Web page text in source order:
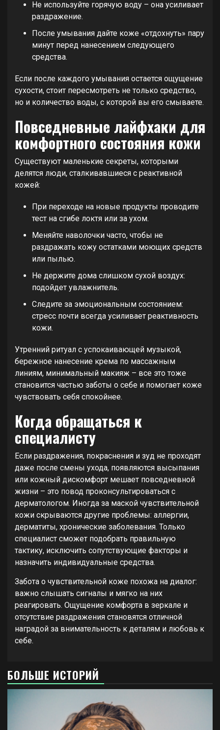
Не используйте горячую воду – она усиливает
раздражение.
После умывания дайте коже «отдохнуть» пару
минут перед нанесением следующего
средства.
Если после каждого умывания остается ощущение
сухости, стоит пересмотреть не только средство,
но и количество воды, с которой вы его смываете.
Повседневные лайфхаки для
комфортного состояния кожи
Существуют маленькие секреты, которыми
делятся люди, сталкивавшиеся с реактивной
кожей:
При переходе на новые продукты проводите
тест на сгибе локтя или за ухом.
Меняйте наволочки часто, чтобы не
раздражать кожу остатками моющих средств
или пылью.
Не держите дома слишком сухой воздух:
подойдет увлажнитель.
Следите за эмоциональным состоянием:
стресс почти всегда усиливает реактивность
кожи.
Утренний ритуал с успокаивающей музыкой,
бережное нанесение крема по массажным
линиям, минимальный макияж – все это тоже
становится частью заботы о себе и помогает коже
чувствовать себя спокойнее.
Когда обращаться к
специалисту
Если раздражения, покраснения и зуд не проходят
даже после смены ухода, появляются высыпания
или кожный дискомфорт мешает повседневной
жизни – это повод проконсультироваться с
дерматологом. Иногда за маской чувствительной
кожи скрываются другие проблемы: аллергии,
дерматиты, хронические заболевания. Только
специалист сможет подобрать правильную
тактику, исключить сопутствующие факторы и
назначить индивидуальные средства.
Забота о чувствительной коже похожа на диалог:
важно слышать сигналы и мягко на них
реагировать. Ощущение комфорта в зеркале и
отсутствие раздражения становятся отличной
наградой за внимательность к деталям и любовь к
себе.
БОЛЬШЕ ИСТОРИЙ